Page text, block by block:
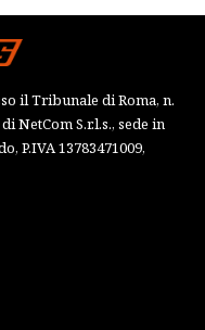
il Tribunale di Roma, n.
NetCom S.r.l.s., sede in
P.IVA 13783471009,